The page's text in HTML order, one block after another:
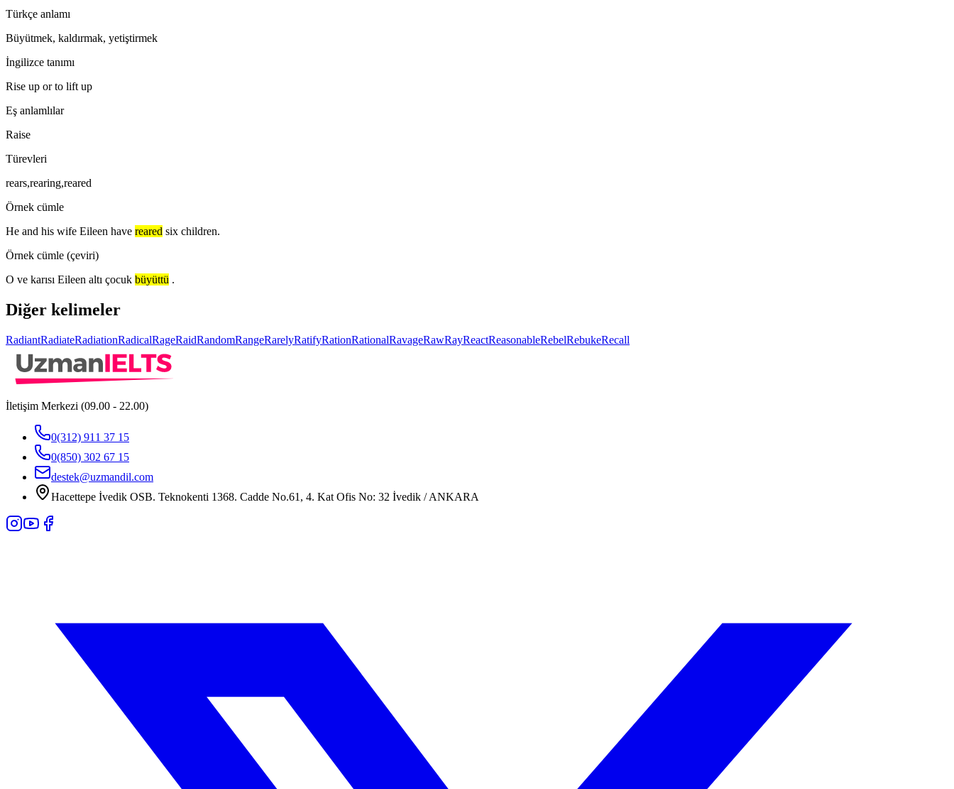
Türkçe anlamı
Büyütmek, kaldırmak, yetiştirmek
İngilizce tanımı
Rise up or to lift up
Eş anlamlılar
Raise
Türevleri
rears,rearing,reared
Örnek cümle
He and his wife Eileen have reared six children.
Örnek cümle (çeviri)
O ve karısı Eileen altı çocuk büyüttü .
Diğer kelimeler
RadiantRadiateRadiationRadicalRageRaidRandomRangeRarelyRatifyRationRationalRavageRawRayReactReasonableRebelRebukeRecall
İletişim Merkezi (09.00 - 22.00)
0(312) 911 37 15
0(850) 302 67 15
destek@uzmandil.com
Hacettepe İvedik OSB. Teknokenti 1368. Cadde No.61, 4. Kat Ofis No: 32 İvedik / ANKARA